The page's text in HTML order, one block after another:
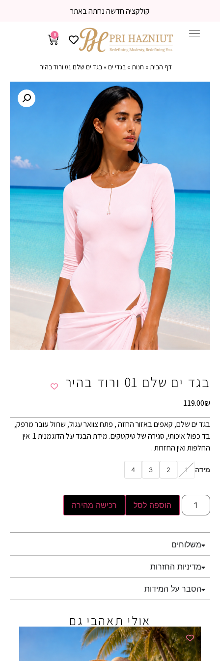
משלוח עד הבית 3-5 ימי עסקים
0
דף הבית» חנות»בגדי ים»בגד ים שלם 01 ורוד בהיר
בגד ים שלם 01 ורוד בהיר
119.00₪
בגד ים שלם, קאפים באזור החזה , פתח צוואר עגול, שרוול עובר מרפק,
בד כפול איכותי, סגירה של טיקטקים. מידת הבגד על הדוגמנית 1. אין
החלפות ואין החזרות .
מידה 1
2
3
4
הוספה לסל רכישה מהירה
משלוחים
מדיניות החזרות
הסבר על המידות
אולי תאהבי גם